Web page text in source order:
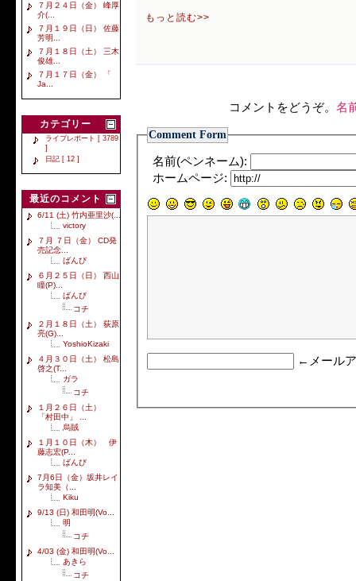
７月２４日（金） 峰厚
介(...
７月１９日（日） 佐藤
芳明...
７月１８日（土） 三木
俊雄...
７月１７日（金） 「
Ja...
カテゴリー
ライブレポート [ 3789
]
日記 [ 12 ]
最近のコメント
6/11 (土) 竹内亜里沙(...
victory
７月 ７日（金） CD発
売記念...
ばんび
６月２５日（日） 西山
瞳(P)...
ばんび
コチ
２月１８日（土） 荻原
亮(G)...
YoshioKizaki
４月３０日（土） 松島
啓之(T...
ガラ
コチ
１月２６日（土）
「村田中」 ...
烏賊
１月１０日（木） 伊
藤志宏(P...
ばんび
7月6日（金）坂井レイ
ラ知美（...
Kiku
9/13 (日) 和田明(Vo...
明
コチ
4/03 (金) 和田明(Vo...
あきら
コチ
もっと読む>>
コメントをどうぞ。 名
Comment Form
名前(ペンネーム):
ホームページ:
←メール